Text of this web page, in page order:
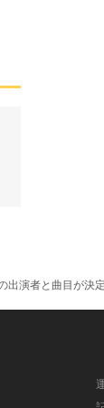
出演者と曲目が決定